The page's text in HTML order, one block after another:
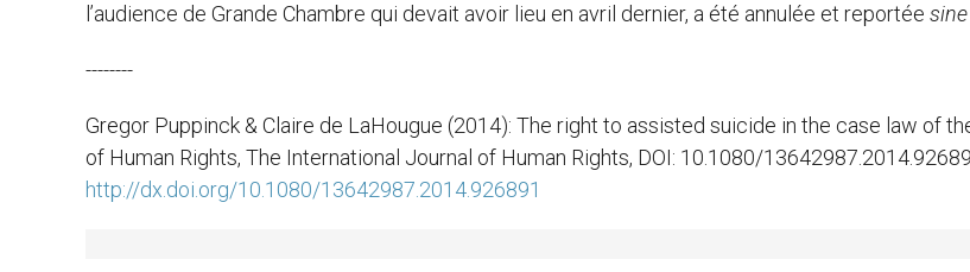
l’audience de Grande Chambre qui devait avoir lieu en avril dernier, a été annulée et reportée sine
--------
Gregor Puppinck & Claire de LaHougue (2014): The right to assisted suicide in the case law of
of Human Rights, The International Journal of Human Rights, DOI: 10.1080/
http://dx.doi.org/10.1080/13642987.2014.926891